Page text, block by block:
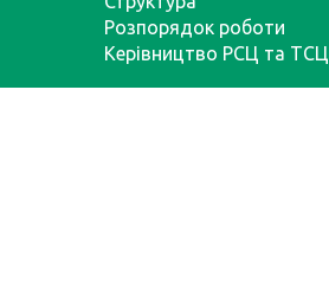
Розпорядок роботи
Керівництво РСЦ та ТСЦ